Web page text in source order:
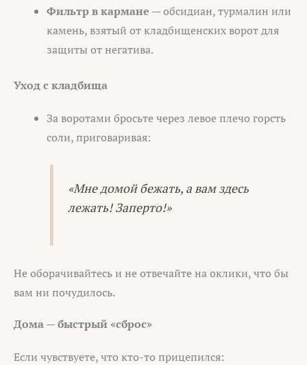
Фильтр в кармане — обсидиан, турмалин или
камень, взятый от кладбищенских ворот для
защиты от негатива.
Уход с кладбища
За воротами бросьте через левое плечо горсть
соли, приговаривая:
«Мне домой бежать, а вам здесь
лежать! Заперто!»
Не оборачивайтесь и не отвечайте на оклики, что бы
вам ни почудилось.
Дома — быстрый «сброс»
Если чувствуете, что кто-то прицепился: